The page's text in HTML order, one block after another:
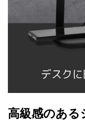
高級感のあ